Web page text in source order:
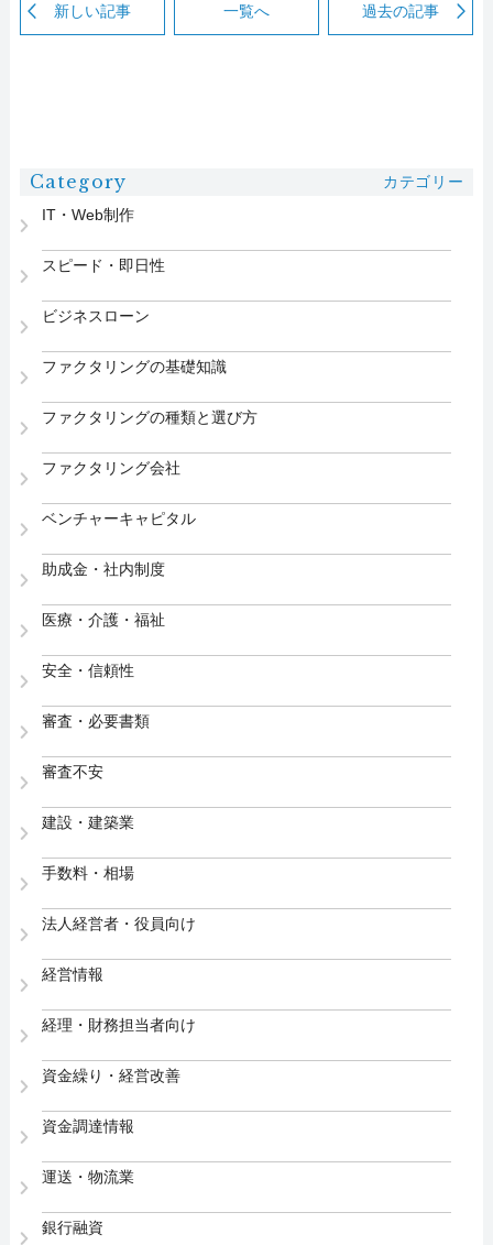
新しい記事 一覧へ 過去の記事
Category
カテゴリー
IT・Web制作
スピード・即日性
ビジネスローン
ファクタリングの基礎知識
ファクタリングの種類と選び方
ファクタリング会社
ベンチャーキャピタル
助成金・社内制度
医療・介護・福祉
安全・信頼性
審査・必要書類
審査不安
建設・建築業
手数料・相場
法人経営者・役員向け
経営情報
経理・財務担当者向け
資金繰り・経営改善
資金調達情報
運送・物流業
銀行融資